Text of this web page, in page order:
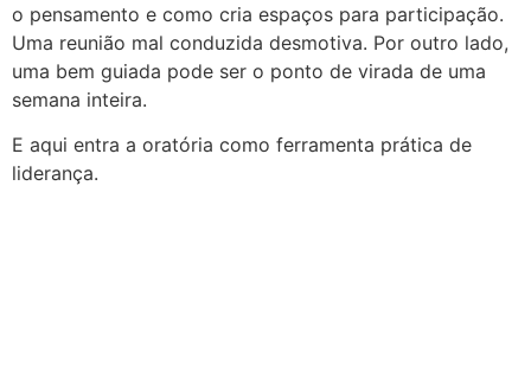
o pensamento e como cria espaços para participação.
Uma reunião mal conduzida desmotiva. Por outro lado,
uma bem guiada pode ser o ponto de virada de uma
semana inteira.
E aqui entra a oratória como ferramenta prática de
liderança.